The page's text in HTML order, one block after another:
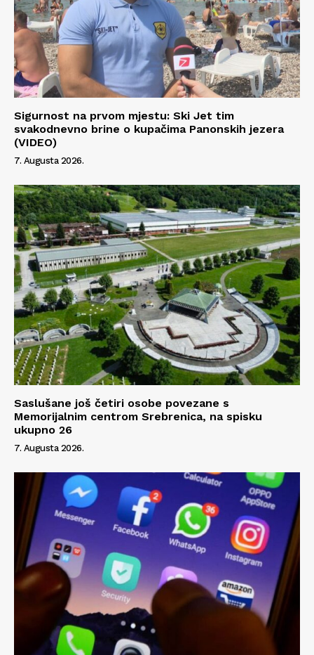
Info
O nama
Kontakt
Impressum
Sigurnost na prvom mjestu: Ski Jet tim
svakodnevno brine o kupačima Panonskih jezera
(VIDEO)
7. Augusta 2026.
Saslušane još četiri osobe povezane s
Memorijalnim centrom Srebrenica, na spisku
ukupno 26
7. Augusta 2026.